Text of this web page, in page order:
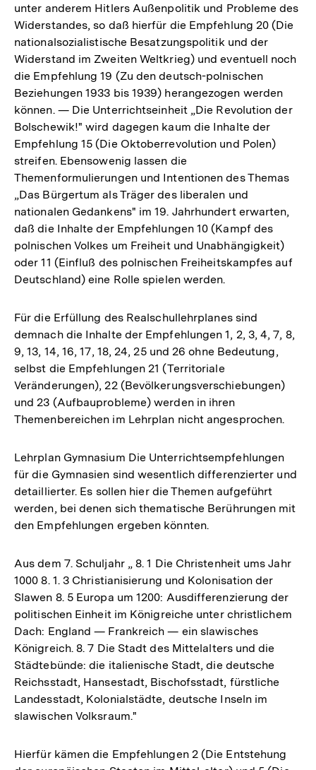
unter anderem Hitlers Außenpolitik und Probleme des
Widerstandes, so daß hierfür die Empfehlung 20 (Die
nationalsozialistische Besatzungspolitik und der
Widerstand im Zweiten Weltkrieg) und eventuell noch
die Empfehlung 19 (Zu den deutsch-polnischen
Beziehungen 1933 bis 1939) herangezogen werden
können. — Die Unterrichtseinheit „Die Revolution der
Bolschewik!" wird dagegen kaum die Inhalte der
Empfehlung 15 (Die Oktoberrevolution und Polen)
streifen. Ebensowenig lassen die
Themenformulierungen und Intentionen des Themas
„Das Bürgertum als Träger des liberalen und
nationalen Gedankens" im 19. Jahrhundert erwarten,
daß die Inhalte der Empfehlungen 10 (Kampf des
polnischen Volkes um Freiheit und Unabhängigkeit)
oder 11 (Einfluß des polnischen Freiheitskampfes auf
Deutschland) eine Rolle spielen werden.
Für die Erfüllung des Realschullehrplanes sind
demnach die Inhalte der Empfehlungen 1, 2, 3, 4, 7, 8,
9, 13, 14, 16, 17, 18, 24, 25 und 26 ohne Bedeutung,
selbst die Empfehlungen 21 (Territoriale
Veränderungen), 22 (Bevölkerungsverschiebungen)
und 23 (Aufbauprobleme) werden in ihren
Themenbereichen im Lehrplan nicht angesprochen.
Lehrplan Gymnasium Die Unterrichtsempfehlungen
für die Gymnasien sind wesentlich differenzierter und
detaillierter. Es sollen hier die Themen aufgeführt
werden, bei denen sich thematische Berührungen mit
den Empfehlungen ergeben könnten.
Aus dem 7. Schuljahr „ 8. 1 Die Christenheit ums Jahr
1000 8. 1. 3 Christianisierung und Kolonisation der
Slawen 8. 5 Europa um 1200: Ausdifferenzierung der
politischen Einheit im Königreiche unter christlichem
Dach: England — Frankreich — ein slawisches
Königreich. 8. 7 Die Stadt des Mittelalters und die
Städtebünde: die italienische Stadt, die deutsche
Reichsstadt, Hansestadt, Bischofsstadt, fürstliche
Landesstadt, Kolonialstädte, deutsche Inseln im
slawischen Volksraum."
Hierfür kämen die Empfehlungen 2 (Die EntstehungZum